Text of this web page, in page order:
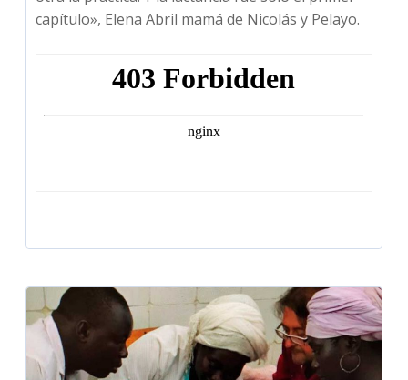
capítulo», Elena Abril mamá de Nicolás y Pelayo.